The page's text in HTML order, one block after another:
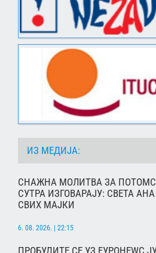
ИЗ МЕДИЈА:
СНАЖНА МОЛИТВА ЗА
СУТРА ИЗГОВАРАЈУ: СВЕТА
СВИХ МАЈКИ
6. 08. 2026. | 22:15